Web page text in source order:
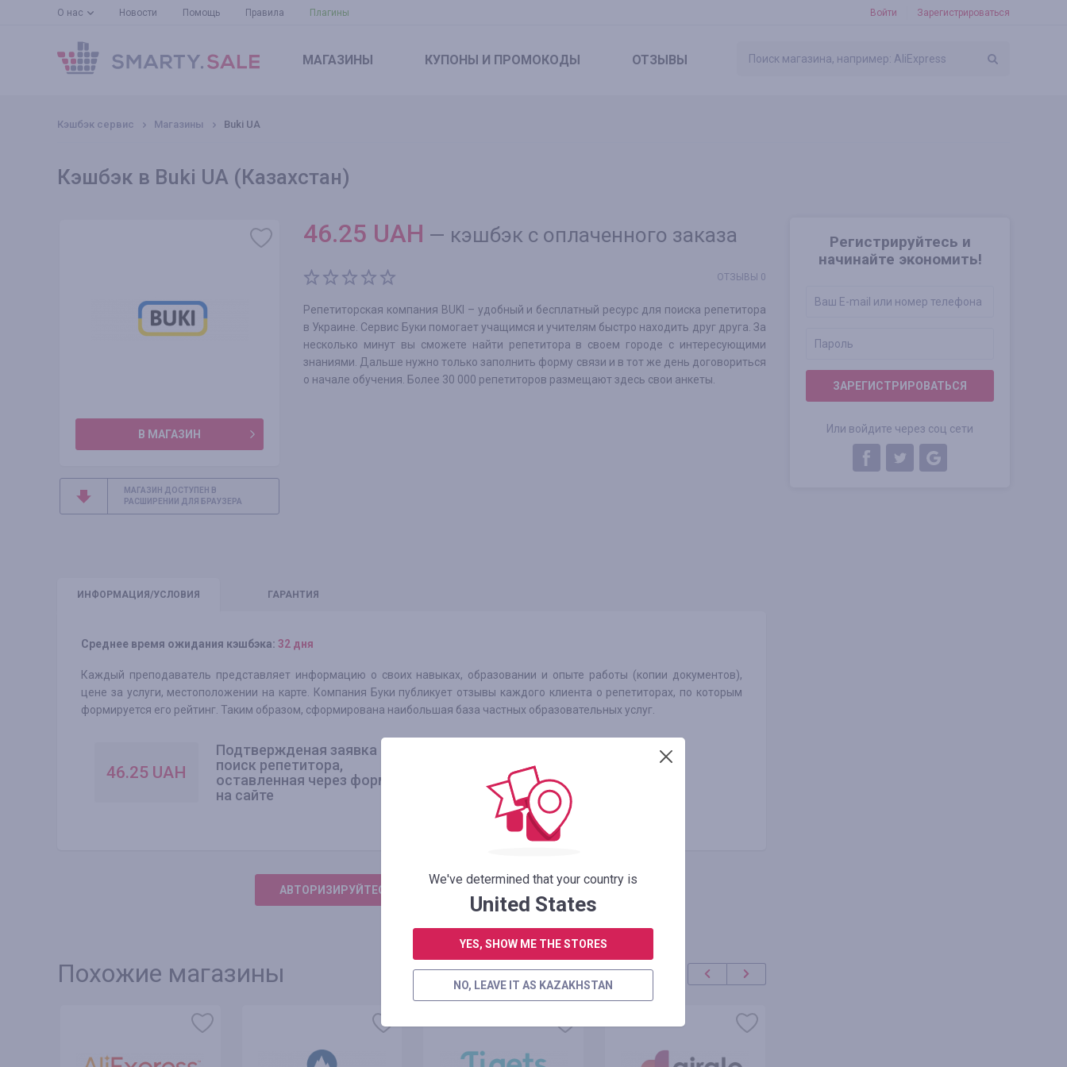
О нас Новости Помощь Правила Плагины Войти Зарегистрироваться
МАГАЗИНЫ КУПОНЫ И ПРОМОКОДЫ ОТЗЫВЫ
Кэшбэк сервис Магазины Buki UA
Кэшбэк в Buki UA (Казахстан)
Регистрируйтесь и
начинайте экономить!
ЗАРЕГИСТРИРОВАТЬСЯ
Или войдите через соц сети
В МАГАЗИН
МАГАЗИН ДОСТУПЕН В
РАСШИРЕНИИ ДЛЯ БРАУЗЕРА
46.25 UAH — кэшбэк с оплаченного заказа
ОТЗЫВЫ 0
Репетиторская компания BUKI – удобный и бесплатный ресурс для поиска репетитора
в Украине. Сервис Буки помогает учащимся и учителям быстро находить друг друга. За
несколько минут вы сможете найти репетитора в своем городе с интересующими
знаниями. Дальше нужно только заполнить форму связи и в тот же день договориться
о начале обучения. Более 30 000 репетиторов размещают здесь свои анкеты.
ИНФО РМАЦИЯ/УСЛОВИЯ ГАРАНТИЯ
Среднее время ожидания кэшбэка: 32 дня
Каждый преподаватель представляет информацию о своих навыках, образовании и опыте работы (копии документов),
цене за услуги, местоположении на карте. Компания Буки публикует отзывы каждого клиента о репетиторах, по которым
формируется его рейтинг. Таким образом, сформирована наибольшая база частных образовательных услуг.
46.25UAH
Подтвержденая заявка на
поиск репетитора,
оставленная через форму
на сайте
АВТОРИЗИРУЙТЕСЬ, ЧТОБЫ ОСТАВИТЬ ОТЗЫВ
Похожие магазины
We've determined that your country is
United States
YES, SHOW ME THE STORES
NO, LEAVE IT AS KAZAKHSTAN